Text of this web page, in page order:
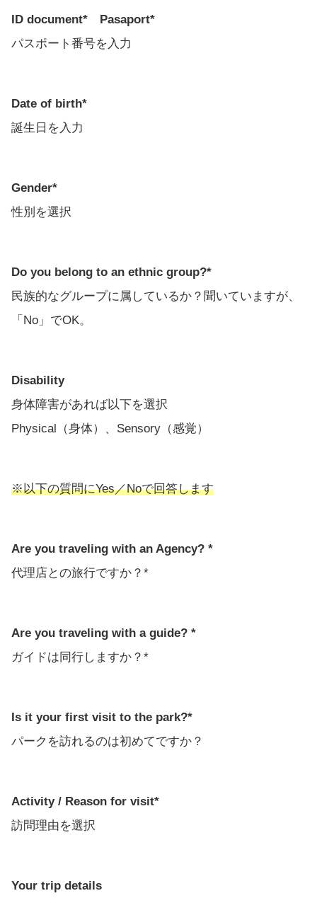
ID document* Pasaport*
パスポート番号を入力
Date of birth*
誕生日を入力
Gender*
性別を選択
Do you belong to an ethnic group?*
民族的なグループに属しているか？聞いていますが、
「No」でOK。
Disability
身体障害があれば以下を選択
Physical（身体）、Sensory（感覚）
※以下の質問にYes／Noで回答します
Are you traveling with an Agency? *
代理店との旅行ですか？*
Are you traveling with a guide? *
ガイドは同行しますか？*
Is it your first visit to the park?*
パークを訪れるのは初めてですか？
Activity / Reason for visit*
訪問理由を選択
Your trip details